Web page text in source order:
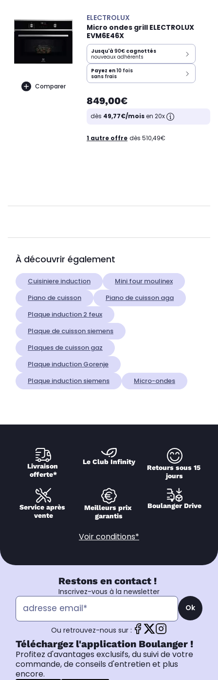
Comparer
ELECTROLUX
Micro ondes grill ELECTROLUX
EVM6E46X
Jusqu'à 90€ cagnottés
nouveaux adhérents
Payez en10 fois
sans frais
849,00€
dès 49,77€/moisen 20x
1 autre offre dès 510,49€
À découvrir également
Cuisiniere induction
Mini four moulinex
Piano de cuisson
Piano de cuisson aga
Plaque induction 2 feux
Plaque de cuisson siemens
Plaques de cuisson gaz
Plaque induction Gorenje
Plaque induction siemens
Micro-ondes
Livraison
offerte*
Le Club Infinity
Retours sous 15
jours
Service après
vente
Meilleurs prix
garantis
Boulanger Drive
Voir conditions*
Restons en contact !
Inscrivez-vous à la newsletter
Ok
Ou retrouvez-nous sur :
Téléchargez l'application Boulanger !
Profitez d'avantages exclusifs, du suivi de votre
commande, de conseils d'entretien et plus
encore.